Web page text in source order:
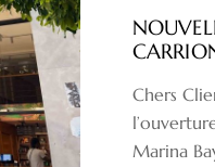
Chers
Marina